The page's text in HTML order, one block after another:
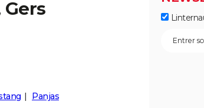
Gers
Panjas